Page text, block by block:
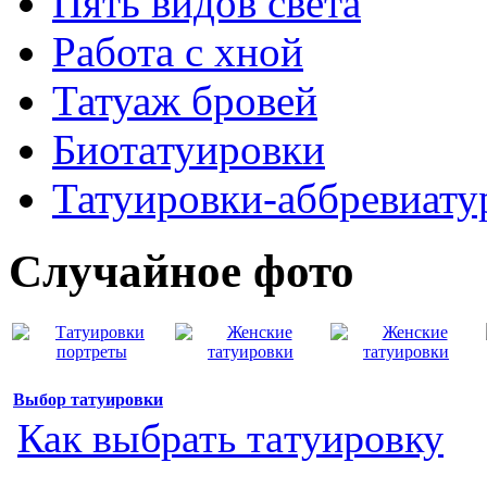
Работa с хнoй
Татуаж бровей
Биотaтуировки
Татуировки-
Случайнoе фото
Выбор тaтуировки
Как выбрать тaтуировку